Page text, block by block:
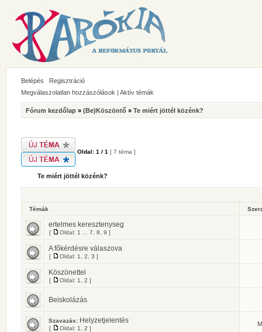
Belépés
Regisztráció
Megválaszolatlan hozzászólások | Aktív témák
Fórum kezdőlap » (Be)Köszöntő » Te miért jöttél közénk?
Oldal: 1 / 1 [ 7 téma ]
Te miért jöttél közénk?
Témák
ertelmes keresztenyseg
[ Oldal: 1 7 8 9 ]
A főkérdésre válaszova
[ Oldal: 1 2 3 ]
Köszönettel
[ Oldal: 1 2 ]
Beiskolázás
Szavazás: Helyzetjelentés
[ Oldal: 1 2 ]